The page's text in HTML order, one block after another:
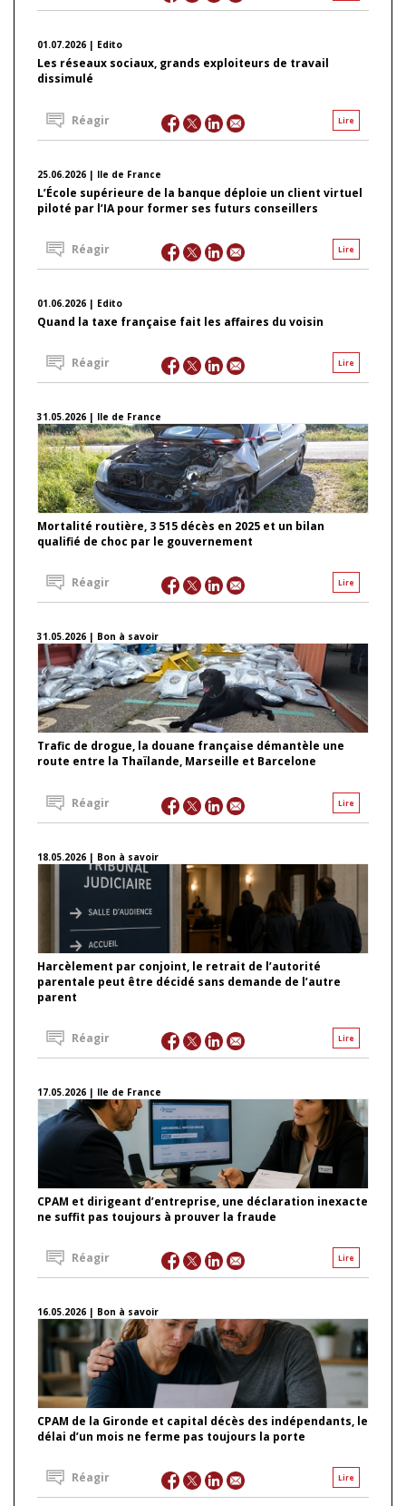
01.07.2026 | Edito
Les réseaux sociaux, grands exploiteurs de travail
dissimulé
Lire
Réagir
25.06.2026 | Ile de France
L’École supérieure de la banque déploie un client virtuel
piloté par l’IA pour former ses futurs conseillers
Lire
Réagir
01.06.2026 | Edito
Quand la taxe française fait les affaires du voisin
Lire
Réagir
31.05.2026 | Ile de France
Mortalité routière, 3 515 décès en 2025 et un bilan
qualifié de choc par le gouvernement
Lire
Réagir
31.05.2026 | Bon à savoir
Trafic de drogue, la douane française démantèle une
route entre la Thaïlande, Marseille et Barcelone
Lire
Réagir
18.05.2026 | Bon à savoir
Harcèlement par conjoint, le retrait de l’autorité
parentale peut être décidé sans demande de l’autre
parent
Lire
Réagir
17.05.2026 | Ile de France
CPAM et dirigeant d’entreprise, une déclaration inexacte
ne suffit pas toujours à prouver la fraude
Lire
Réagir
16.05.2026 | Bon à savoir
CPAM de la Gironde et capital décès des indépendants, le
délai d’un mois ne ferme pas toujours la porte
Lire
Réagir